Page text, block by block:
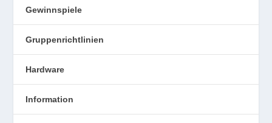
Gewinnspiele
Gruppenrichtlinien
Hardware
Information